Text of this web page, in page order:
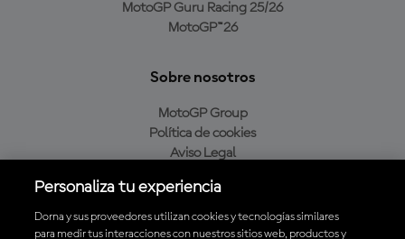
MotoGP Guru Racing 25/26
MotoGP™26
Sobre nosotros
MotoGP Group
Política de cookies
Aviso Legal
Política de compra
Personaliza tu experiencia
Dorna y sus proveedores utilizan cookies y tecnologías similares
para medir tus interacciones con nuestros sitios web, productos y